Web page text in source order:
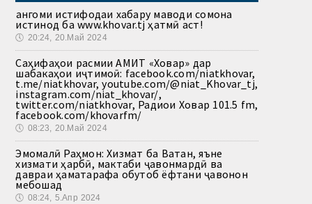
Ҳангоми истифодаи хабару маводи сомона
истинод ба www.khovar.tj ҳатмӣ аст!
🕔 20:24, 20.Май 2024
Саҳифаҳои расмии АМИТ «Ховар» дар
шабакаҳои иҷтимоӣ: facebook.com/niatkhovar,
t.me/niatkhovar, youtube.com/@niat_Khovar_tj,
instagram.com/niat_khovar/,
twitter.com/niatkhovar, Радиои Ховар 101.5 fm,
facebook.com/khovarfm/
🕔 08:23, 20.Май 2024
Эмомалӣ Раҳмон: Хизмат ба Ватан, яъне
хизмати ҳарбӣ, мактаби ҷавонмардӣ ва
давраи ҳаматарафа обутоб ёфтани ҷавонон
мебошад
🕔 08:24, 5.Апр 2024